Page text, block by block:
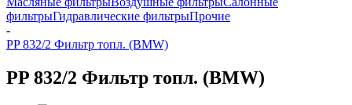
фильтрыГидравлические фильтрыПрочие
-
PP 832/2 Фильтр топл. (BMW)
PP 832/2 Фильтр топл. (BMW)